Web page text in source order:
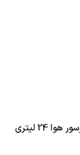
اولین کسی باشید که دیدگاهی می نویسد “کمپرسور هوا 24 لیتری